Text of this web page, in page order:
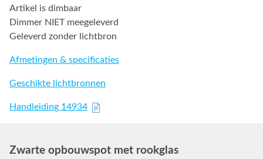
Artikel is dimbaar
Dimmer NIET meegeleverd
Geleverd zonder lichtbron
Afmetingen & specificaties
Geschikte lichtbronnen
Handleiding 14934
Zwarte opbouwspot met rookglas